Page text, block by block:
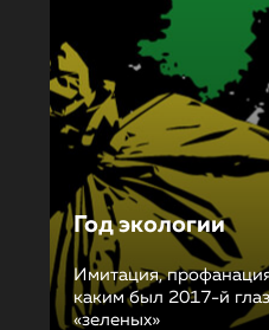
Год экологии
Имитация,
каким был 2017-й
«зеленых»